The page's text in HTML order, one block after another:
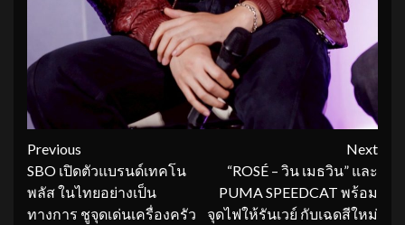
Continue
Reading
Previous
SBO เปิดตัวแบรนด์เทคโน
พลัส ในไทยอย่างเป็น
ทางการ ชูจุดเด่นเครื่องครัว
Next
“ROSÉ – วิน เมธวิน” และ
PUMA SPEEDCAT พร้อม
จุดไฟให้รันเวย์ กับเฉดสีใหม่